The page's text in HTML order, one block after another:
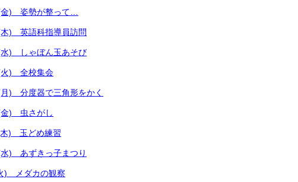
) 姿勢が整って…
) 英語科指導員訪問
水) しゃぼん玉あそび
火) 全校集会
) 分度器で三角形をかく
金) 虫さがし
木) 玉どめ練習
) あずきっ子まつり
) メダカの観察